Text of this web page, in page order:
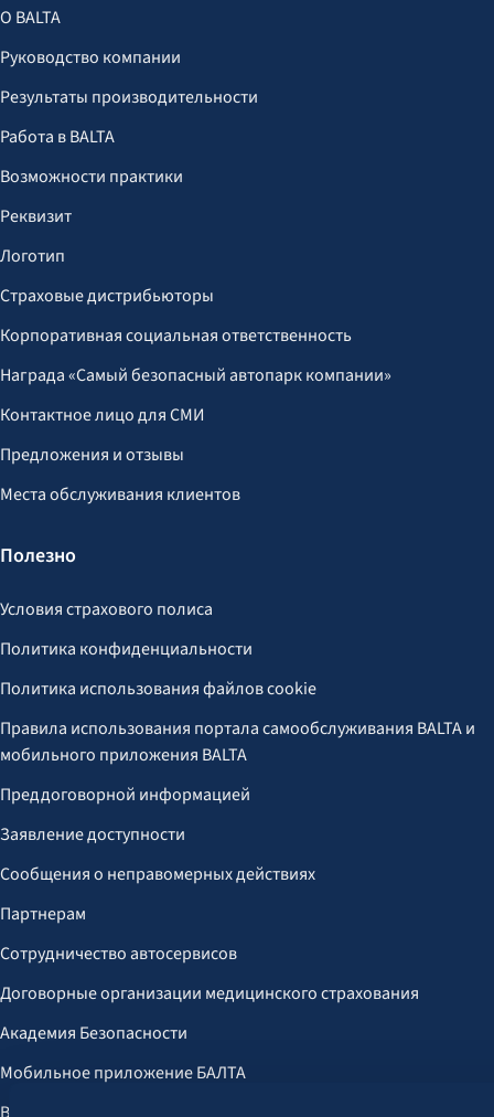
О BALTA
Руководство компании
Результаты производительности
Работа в BALTA
Возможности практики
Реквизит
Логотип
Страховые дистрибьюторы
Корпоративная социальная ответственность
Награда «Самый безопасный автопарк компании»
Контактное лицо для СМИ
Предложения и отзывы
Места обслуживания клиентов
Полезно
Условия страхового полиса
Политика конфиденциальности
Политика использования файлов cookie
Правила использования портала самообслуживания BALTA и
мобильного приложения BALTA
Преддоговорной информацией
Заявление доступности
Сообщения о неправомерных действиях
Партнерам
Сотрудничество автосервисов
Договорные организации медицинского страхования
Академия Безопасности
Мобильное приложение БАЛТА